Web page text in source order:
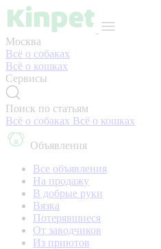
Москва
Всё о собаках
Всё о кошках
Сервисы
Поиск по статьям
Всё о собаках Всё о кошках
Объявления
Все объявления
На продажу
В добрые руки
Вязка
Потерявшиеся
От заводчиков
Из приютов